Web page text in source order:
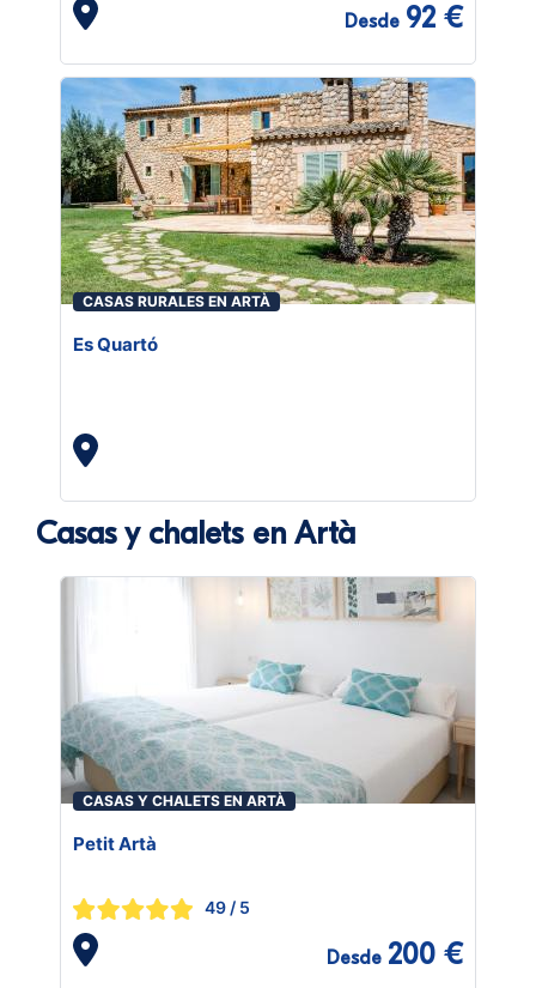
Desde 92 €
CASAS RURALES EN ARTÀ
Es Quartó
Casas y chalets en Artà
CASAS Y CHALETS EN ARTÀ
Petit Artà
49 / 5
Desde 200 €